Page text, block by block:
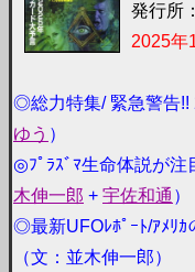
発行所
2025年
◎総力特集/ 緊急警告!!
ゆう ）
◎ﾌﾟﾗｽﾞﾏ生命体説が注
木伸一郎 + 宇佐和通 ）
◎最新UFOﾚﾎﾟｰﾄ/ｱﾒﾘｶ
（文：並木伸一郎）